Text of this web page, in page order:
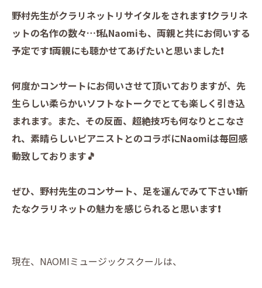
野村先生がクラリネットリサイタルをされます❗️クラリネ
ットの名作の数々…❗️私Naomiも、両親と共にお伺いする
予定です❗️両親にも聴かせてあげたいと思いました❗️
何度かコンサートにお伺いさせて頂いておりますが、先
生らしい柔らかいソフトなトークでとても楽しく引き込
まれます。また、その反面、超絶技巧も何なりとこなさ
れ、素晴らしいピアニストとのコラボにNaomiは毎回感
動致しております🎵
ぜひ、野村先生のコンサート、足を運んでみて下さい❗️新
たなクラリネットの魅力を感じられると思います❗️
現在、NAOMIミュージックスクールは、